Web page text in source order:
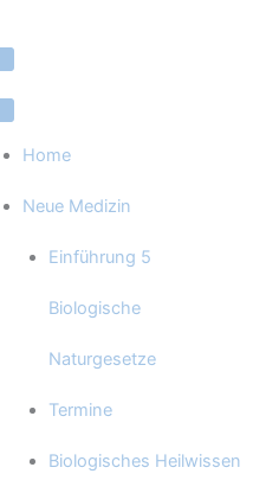
Home
Neue Medizin
Einführung 5
Biologische
Naturgesetze
Termine
Biologisches Heilwissen